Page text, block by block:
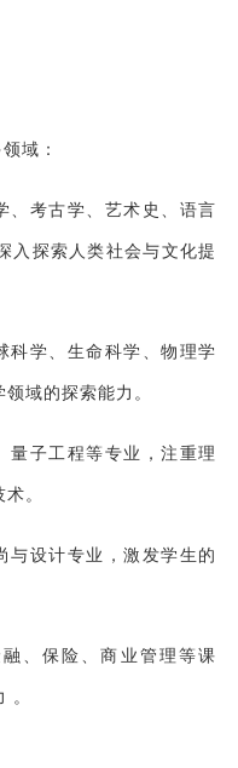
域：
、考古学、艺术史、语言
入探索人类社会与文化提
科学、生命科学、物理学
域的探索能力。
量子工程等专业，注重理
。
与设计专业，激发学生的
融、保险、商业管理等课
。